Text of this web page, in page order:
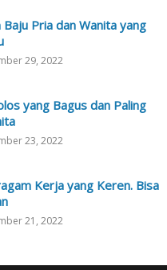
Pria dan Wanita yang
29, 2022
yang Bagus dan Paling
23, 2022
Kerja yang Keren. Bisa
21, 2022